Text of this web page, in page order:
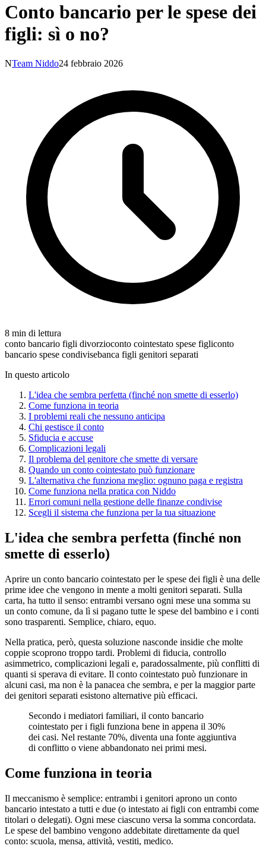
Conto bancario per le spese dei
figli: sì o no?
NTeam Niddo24 febbraio 2026
8 min di lettura
conto bancario figli divorzioconto cointestato spese figliconto
bancario spese condivisebanca figli genitori separati
In questo articolo
L'idea che sembra perfetta (finché non smette di esserlo)
Come funziona in teoria
I problemi reali che nessuno anticipa
Chi gestisce il conto
Sfiducia e accuse
Complicazioni legali
Il problema del genitore che smette di versare
Quando un conto cointestato può funzionare
L'alternativa che funziona meglio: ognuno paga e registra
Come funziona nella pratica con Niddo
Errori comuni nella gestione delle finanze condivise
Scegli il sistema che funziona per la tua situazione
L'idea che sembra perfetta (finché non
smette di esserlo)
Aprire un conto bancario cointestato per le spese dei figli è una delle
prime idee che vengono in mente a molti genitori separati. Sulla
carta, ha tutto il senso: entrambi versano ogni mese una somma su
un conto comune, da lì si pagano tutte le spese del bambino e i conti
sono trasparenti. Semplice, chiaro, equo.
Nella pratica, però, questa soluzione nasconde insidie che molte
coppie scoprono troppo tardi. Problemi di fiducia, controllo
asimmetrico, complicazioni legali e, paradossalmente, più conflitti di
quanti si sperava di evitare. Il conto cointestato può funzionare in
alcuni casi, ma non è la panacea che sembra, e per la maggior parte
dei genitori separati esistono alternative più efficaci.
Secondo i mediatori familiari, il conto bancario
cointestato per i figli funziona bene in appena il 30%
dei casi. Nel restante 70%, diventa una fonte aggiuntiva
di conflitto o viene abbandonato nei primi mesi.
Come funziona in teoria
Il meccanismo è semplice: entrambi i genitori aprono un conto
bancario intestato a tutti e due (o intestato ai figli con entrambi come
titolari o delegati). Ogni mese ciascuno versa la somma concordata.
Le spese del bambino vengono addebitate direttamente da quel
conto: scuola, mensa, attività, vestiti, medico.